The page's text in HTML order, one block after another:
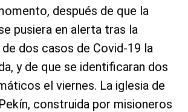
después de que la
pusiera en alerta tras la
dos casos de Covid-19 la
y de que se identificaran dos
el viernes. La iglesia de
construida por misioneros